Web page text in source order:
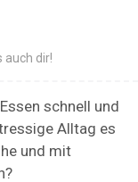
auch dir!
schnell und
Alltag es
und mit